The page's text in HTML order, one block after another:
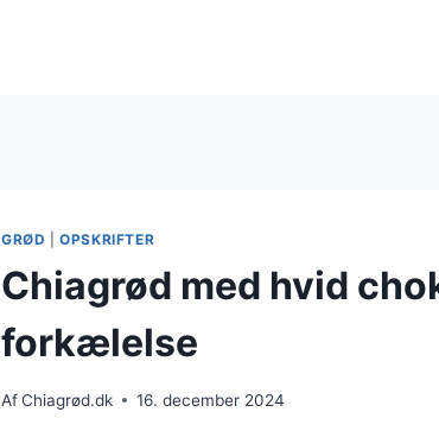
GRØD |OPSKRIFTER
Chiagrød med hvid
forkælelse
AfChiagrød.dk 16. december 2024